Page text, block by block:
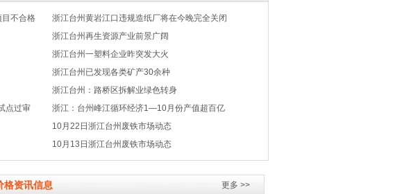
不合格
浙江台州黄岩江口违规造纸厂将在今晚完全关闭
浙江台州再生资源产业前景广阔
浙江台州一塑料企业昨突发大火
浙江台州已发现各类矿产30余种
浙江台州：路桥区拆解业绿色转身
点过审
浙江：台州峰江循环经济1—10月份产值超百亿
10月22日浙江台州废铁市场动态
10月13日浙江台州废铁市场动态
格资讯信息 更多 >>